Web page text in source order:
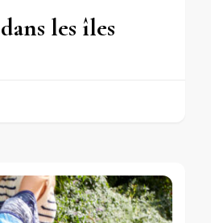
les îles